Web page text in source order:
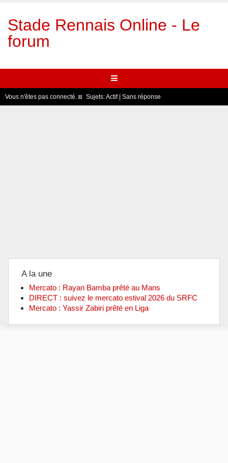
Stade Rennais Online - Le
forum
Vous n'êtes pas connecté. Sujets:Actif| Sans réponse
A la une
Mercato : Rayan Bamba prêté au Mans
DIRECT : suivez le mercato estival 2026 du SRFC
Mercato : Yassir Zabiri prêté en Liga